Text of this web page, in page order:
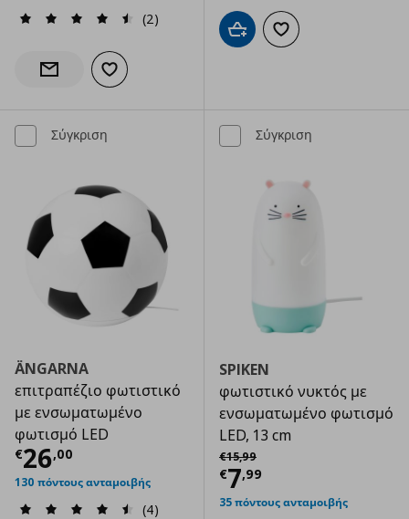
(2)
Ενημέρωση διαθεσιμότητας
Προσθήκη στα αγαπημένα
Προσθήκη στο καλάθι
Προσθήκη στα
Σύγκριση
ÄNGARNA
επιτραπέζιο φωτιστικό
με ενσωματωμένο
φωτισμό LED
€26,00
Τρέχουσα τιμή € 26,00
130 πόντους ανταμοιβής
(4)
Σύγκριση
SPIKEN
φωτιστικό νυκτός με
ενσωματωμένο φωτισμό
LED, 13 cm
€15,99
Αρχική τιμή
€7,99
Τρέχουσα
35 πόντους ανταμοιβής